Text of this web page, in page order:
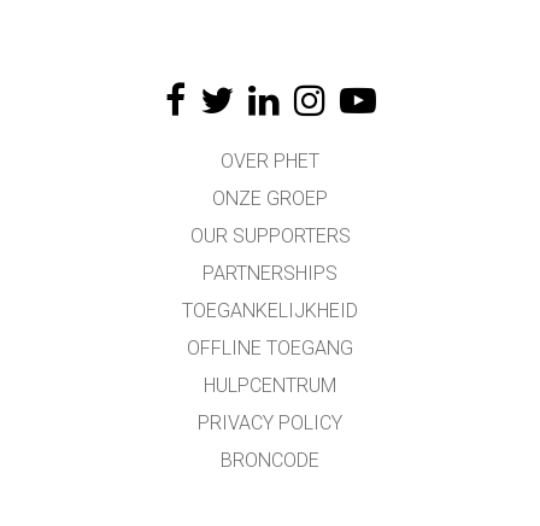
OVER PHET
ONZE GROEP
OUR SUPPORTERS
PARTNERSHIPS
TOEGANKELIJKHEID
OFFLINE TOEGANG
HULPCENTRUM
PRIVACY POLICY
BRONCODE